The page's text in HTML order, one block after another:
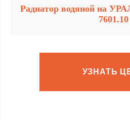
Радиатор водяной на
7601.10
УЗНАТЬ